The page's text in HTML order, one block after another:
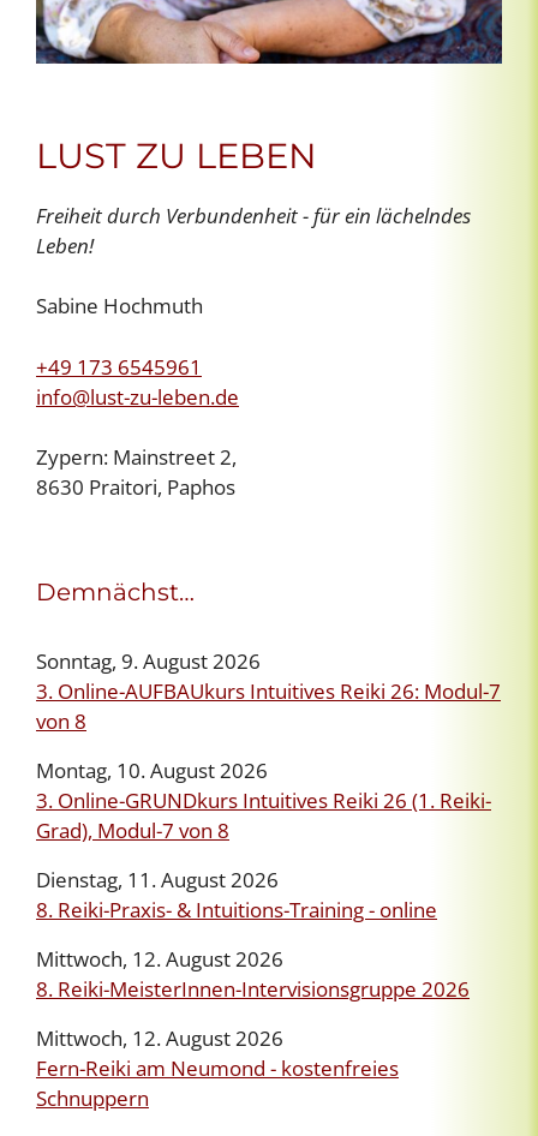
LUST ZU LEBEN
Freiheit durch Verbundenheit - für ein lächelndes
Leben!
Sabine Hochmuth
+49 173 6545961
info@lust-zu-leben.de
Zypern: Mainstreet 2,
8630 Praitori, Paphos
Demnächst…
Sonntag, 9. August 2026
3. Online-AUFBAUkurs Intuitives Reiki 26: Modul-7
von 8
Montag, 10. August 2026
3. Online-GRUNDkurs Intuitives Reiki 26 (1. Reiki-
Grad), Modul-7 von 8
Dienstag, 11. August 2026
8. Reiki-Praxis- & Intuitions-Training - online
Mittwoch, 12. August 2026
8. Reiki-MeisterInnen-Intervisionsgruppe 2026
Mittwoch, 12. August 2026
Fern-Reiki am Neumond - kostenfreies
Schnuppern